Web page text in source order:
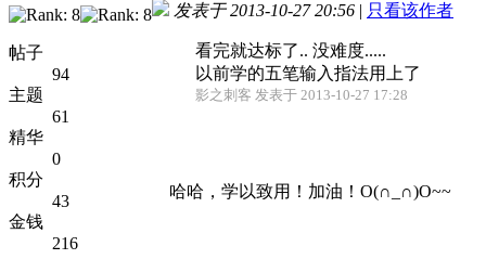
帖子
94
主题
61
精华
0
积分
43
金钱
216
发表于 2013-10-27 20:56 | 只看该作者
看完就达标了.. 没难度.....
以前学的五笔输入指法用上了
影之刺客 发表于 2013-10-27 17:28
哈哈，学以致用！加油！O(∩_∩)O~~